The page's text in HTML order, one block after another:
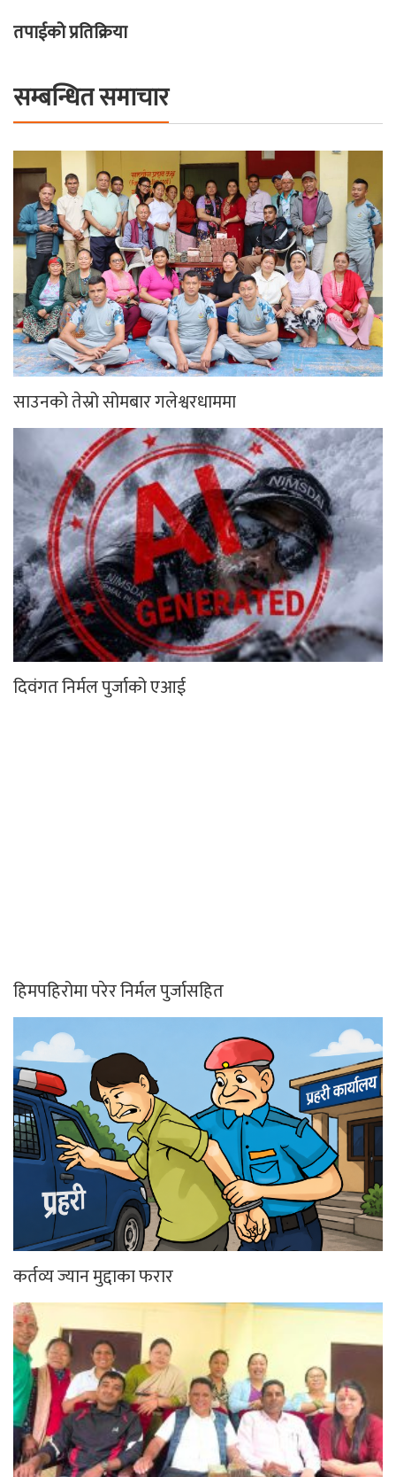
तपाईको प्रतिक्रिया
सम्बन्धित समाचार
साउनको तेस्रो सोमबार गलेश्वरधाममा
दिवंगत निर्मल पुर्जाको एआई
हिमपहिरोमा परेर निर्मल पुर्जासहित
कर्तव्य ज्यान मुद्दाका फरार